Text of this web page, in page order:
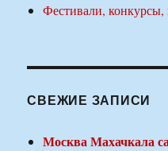
Фестивали, конкурсы,
СВЕЖИЕ ЗАПИСИ
Москва Махачкала